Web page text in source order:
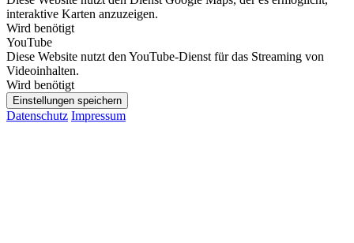
interaktive Karten anzuzeigen.
Wird benötigt
YouTube
Diese Website nutzt den YouTube-Dienst für das Streaming von
Videoinhalten.
Wird benötigt
Einstellungen speichern
Datenschutz Impressum